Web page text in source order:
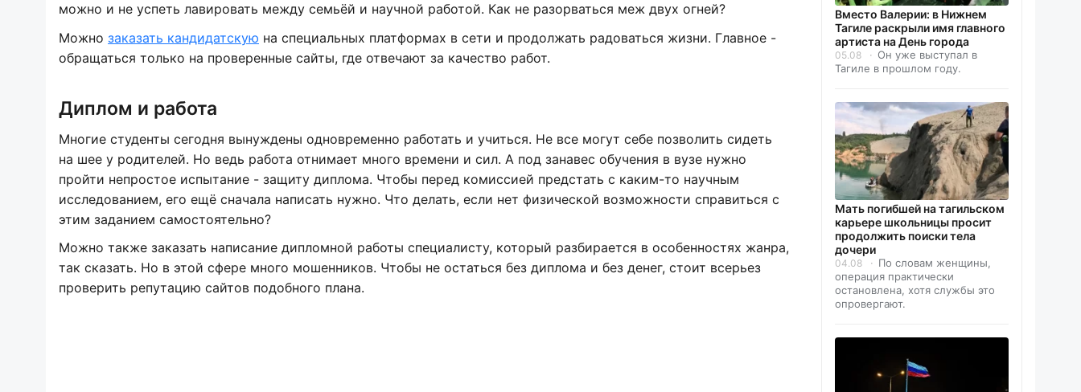
можно и не успеть лавировать между семьёй и научной работой. Как не разорваться меж двух огней?
Можно заказать кандидатскую на специальных платформах в сети и продолжать радоваться жизни. Главное -
обращаться только на проверенные сайты, где отвечают за качество работ.
Диплом и работа
Многие студенты сегодня вынуждены одновременно работать и учиться. Не все могут себе позволить сидеть
на шее у родителей. Но ведь работа отнимает много времени и сил. А под занавес обучения в вузе нужно
пройти непростое испытание - защиту диплома. Чтобы перед комиссией предстать с каким-то научным
исследованием, его ещё сначала написать нужно. Что делать, если нет физической возможности справиться с
этим заданием самостоятельно?
Можно также заказать написание дипломной работы специалисту, который разбирается в особенностях жанра,
так сказать. Но в этой сфере много мошенников. Чтобы не остаться без диплома и без денег, стоит всерьез
проверить репутацию сайтов подобного плана.
Вместо Валерии: в Нижнем
Тагиле раскрыли имя главного
артиста на День города
05.08
Он уже выступал в
Тагиле в прошлом году.
Мать погибшей на тагильском
карьере школьницы просит
продолжить поиски тела
дочери
04.08
По словам женщины,
операция практически
остановлена, хотя службы это
опровергают.